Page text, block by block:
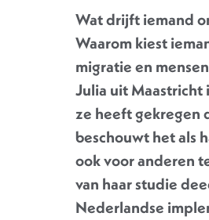
Wat drijft iemand
Waarom kiest
migratie en
Julia uit
ze heeft gekregen
beschouwt het als
ook voor anderen
van haar studie
Nederlandse